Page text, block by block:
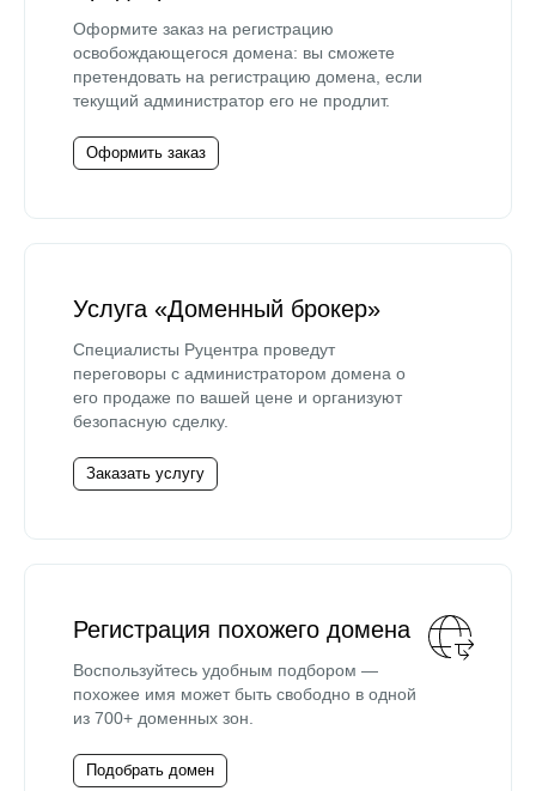
Оформите заказ на регистрацию
освобождающегося домена: вы сможете
претендовать на регистрацию домена, если
текущий администратор его не продлит.
Оформить заказ
Услуга «Доменный брокер»
Специалисты Руцентра проведут
переговоры с администратором домена о
его продаже по вашей цене и организуют
безопасную сделку.
Заказать услугу
Регистрация похожего домена
Воспользуйтесь удобным подбором —
похожее имя может быть свободно в одной
из 700+ доменных зон.
Подобрать домен